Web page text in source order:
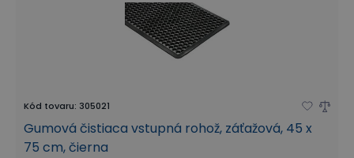
Kód tovaru: 305021
Gumová čistiaca vstupná rohož, záťažová, 45 x
75 cm, čierna